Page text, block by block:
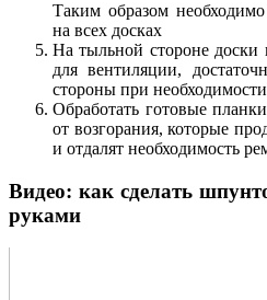
Таким образом
на всех досках
На тыльной стороне
для вентиляции,
стороны при
Обработать готовые
от возгорания, которые
и отдалят необходимость
Видео: как сделать
руками